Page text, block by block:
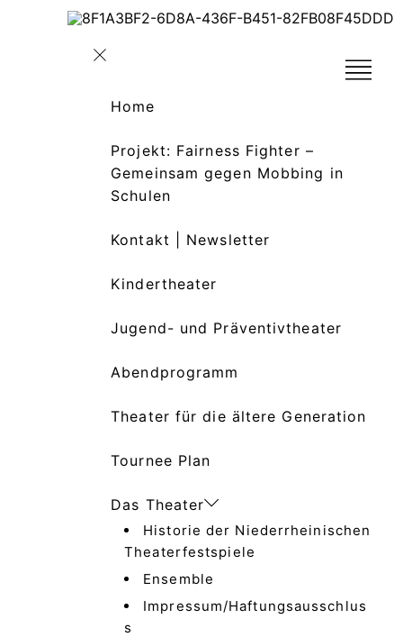
Home
Projekt: Fairness Fighter –
Gemeinsam gegen Mobbing in
Schulen
Kontakt | Newsletter
Kindertheater
Jugend- und Präventivtheater
Abendprogramm
Theater für die ältere Generation
Tournee Plan
Das Theater
Historie der Niederrheinischen
Theaterfestspiele
Ensemble
Impressum/Haftungsausschlus
s